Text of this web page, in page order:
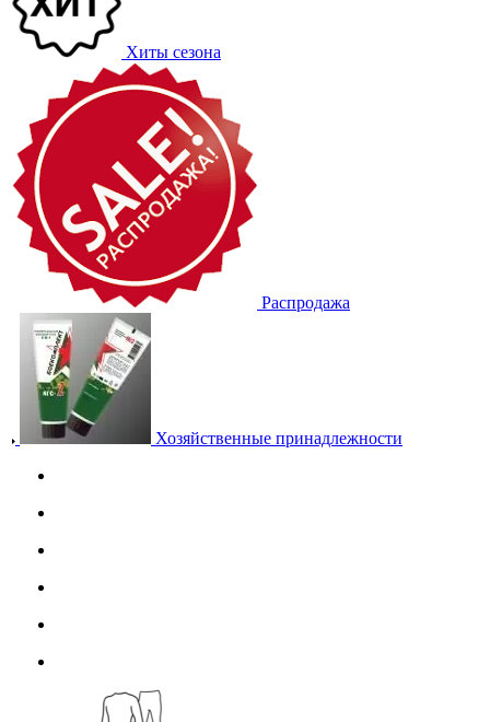
Хиты сезона
Распродажа
Хозяйственные принадлежности